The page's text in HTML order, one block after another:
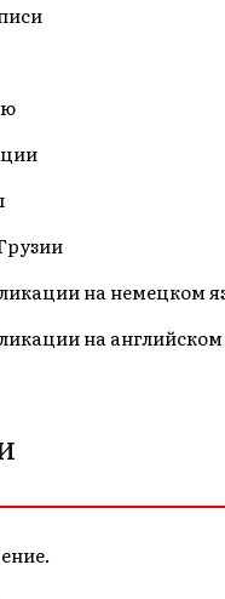
на немецком
на английском